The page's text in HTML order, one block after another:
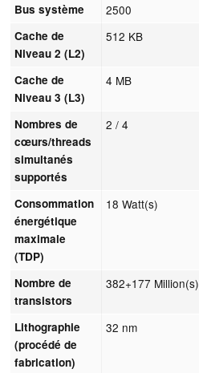
Bus système 2500
Cache de
Niveau 2 (L2)
512 KB
Cache de
Niveau 3 (L3)
4 MB
Nombres de
cœurs/threads
simultanés
supportés
2 / 4
Consommation
énergétique
maximale
(TDP)
18 Watt(s)
Nombre de
transistors
382+177 Million(s)
Lithographie
(procédé de
fabrication)
32 nm